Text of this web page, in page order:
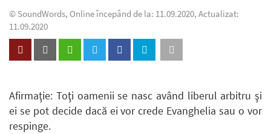
© SoundWords, Online începând de la: 11.09.2020, Actualizat:
11.09.2020
Afirmaţie: Toţi oamenii se nasc având liberul arbitru şi
ei se pot decide dacă ei vor crede Evanghelia sau o vor
respinge.